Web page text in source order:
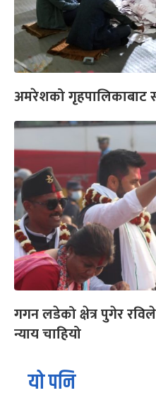
अमरेशको गृहपालिकाबाट
गगन लडेको क्षेत्र पुगेर
न्याय चाहियो
यो पनि